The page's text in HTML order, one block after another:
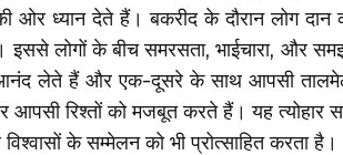
ओर ध्यान देते हैं। बकरीद के दौरान लोग
लोगों के बीच समरसता, भाईचारा, और
लेते हैं और एक-दूसरे के साथ आपसी
रिश्तों को मजबूत करते हैं। यह त्योहार
के सम्मेलन को भी प्रोत्साहित करता है।